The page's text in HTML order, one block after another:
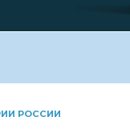
РОССИИ